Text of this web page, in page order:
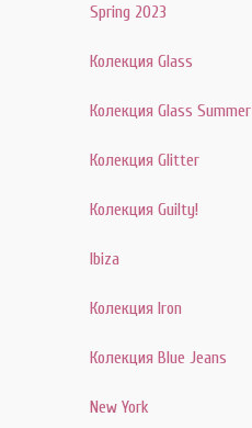
Spring 2023
Колекция Glass
Колекция Glass Summer
Колекция Glitter
Колекция Guilty!
Ibiza
Колекция Iron
Колекция Blue Jeans
New York